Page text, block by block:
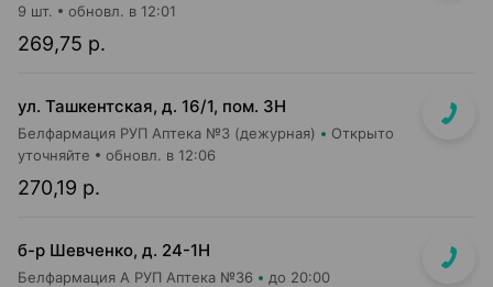
269,75 р.
9 шт. обновл. в 12:01
ул. Ташкентская, д. 16/1, пом. 3Н
Белфармация РУП Аптека №3 (дежурная) Открыто
270,19 р.
уточняйте обновл. в 12:06
б-р Шевченко, д. 24-1Н
Белфармация А РУП Аптека №36 до 20:00